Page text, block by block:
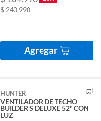
$ 240.990
Agregar
HUNTER
VENTILADOR DE TECHO
BUILDER’S DELUXE 52" CON
LUZ